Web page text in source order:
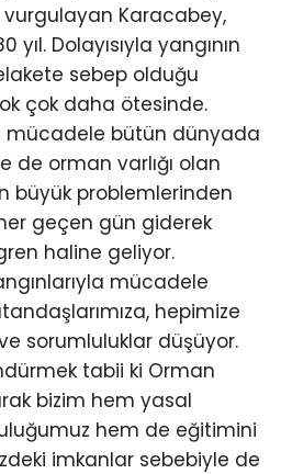
Karacabey,
yıl. Dolayısıyla yangının
sebep olduğu
çok daha ötesinde.
mücadele bütün dünyada
de orman varlığı olan
büyük problemlerinden
geçen gün giderek
haline geliyor.
mücadele
hepimize
sorumluluklar düşüyor.
tabii ki Orman
bizim hem yasal
hem de eğitimini
imkanlar sebebiyle de